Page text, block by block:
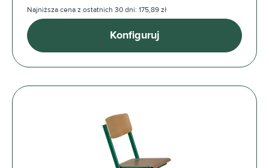
Najniższa cena z ostatnich 30 dni: 175,89 zł
Konfiguruj